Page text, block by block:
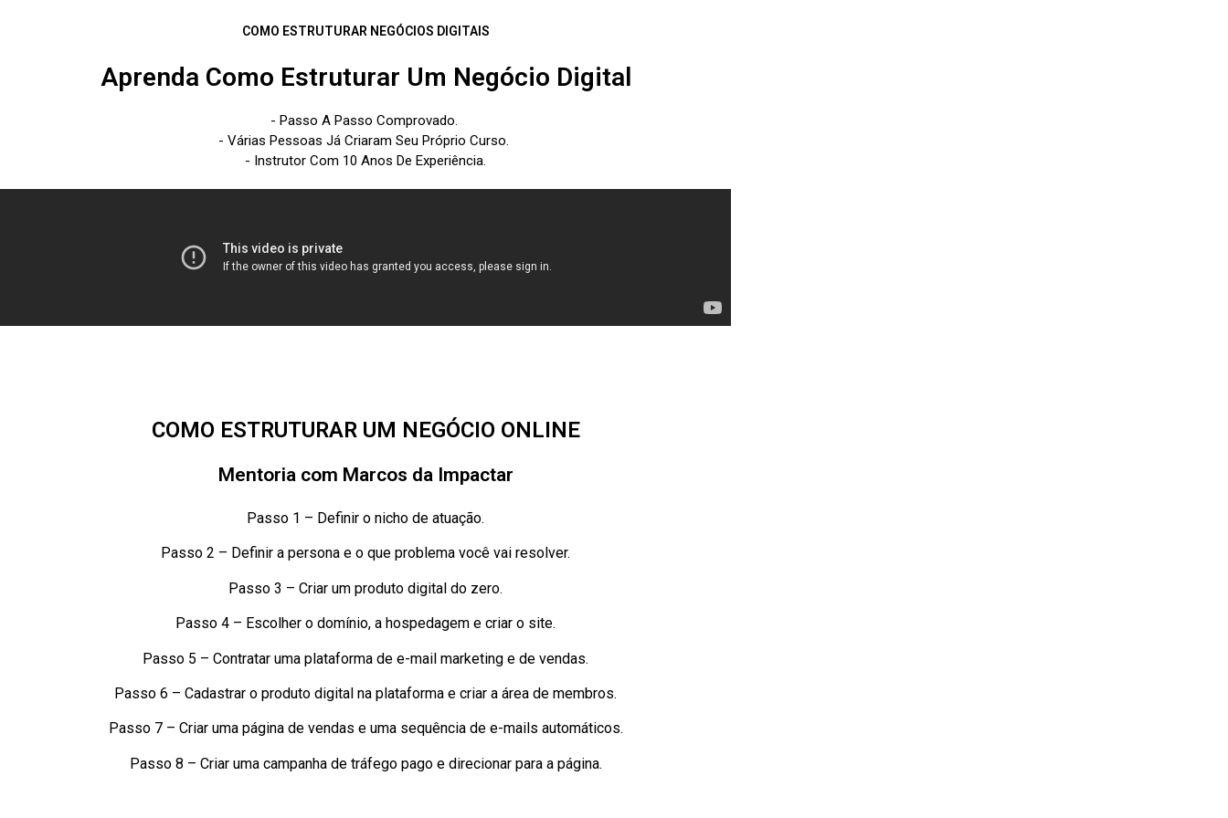
COMO ESTRUTURAR NEGÓCIOS DIGITAIS
Aprenda Como Estruturar Um Negócio Digital
- Passo A Passo Comprovado.
- Várias Pessoas Já Criaram Seu Próprio Curso.
- Instrutor Com 10 Anos De Experiência.
COMO ESTRUTURAR UM NEGÓCIO ONLINE
Mentoria com Marcos da Impactar
Passo 1 – Definir o nicho de atuação.
Passo 2 – Definir a persona e o que problema você vai resolver.
Passo 3 – Criar um produto digital do zero.
Passo 4 – Escolher o domínio, a hospedagem e criar o site.
Passo 5 – Contratar uma plataforma de e-mail marketing e de vendas.
Passo 6 – Cadastrar o produto digital na plataforma e criar a área de membros.
Passo 7 – Criar uma página de vendas e uma sequência de e-mails automáticos.
Passo 8 – Criar uma campanha de tráfego pago e direcionar para a página.